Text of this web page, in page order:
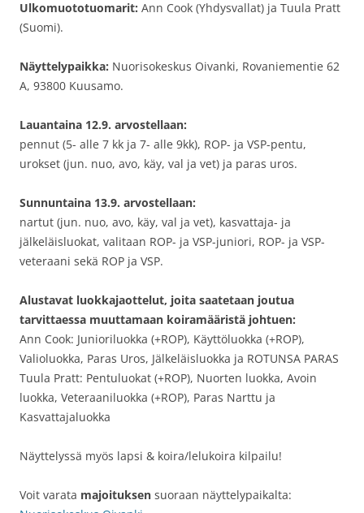
Ulkomuototuomarit: Ann Cook (Yhdysvallat) ja Tuula Pratt
(Suomi).
Näyttelypaikka: Nuorisokeskus Oivanki, Rovaniementie 62
A, 93800 Kuusamo.
Lauantaina 12.9. arvostellaan:
pennut (5- alle 7 kk ja 7- alle 9kk), ROP- ja VSP-pentu,
urokset (jun. nuo, avo, käy, val ja vet) ja paras uros.
Sunnuntaina 13.9. arvostellaan:
nartut (jun. nuo, avo, käy, val ja vet), kasvattaja- ja
jälkeläisluokat, valitaan ROP- ja VSP-juniori, ROP- ja VSP-
veteraani sekä ROP ja VSP.
Alustavat luokkajaottelut, joita saatetaan joutua
tarvittaessa muuttamaan koiramääristä johtuen:
Ann Cook: Junioriluokka (+ROP), Käyttöluokka (+ROP),
Valioluokka, Paras Uros, Jälkeläisluokka ja ROTUNSA PARAS
Tuula Pratt: Pentuluokat (+ROP), Nuorten luokka, Avoin
luokka, Veteraaniluokka (+ROP), Paras Narttu ja
Kasvattajaluokka
Näyttelyssä myös lapsi & koira/lelukoira kilpailu!
Voit varata majoituksen suoraan näyttelypaikalta: